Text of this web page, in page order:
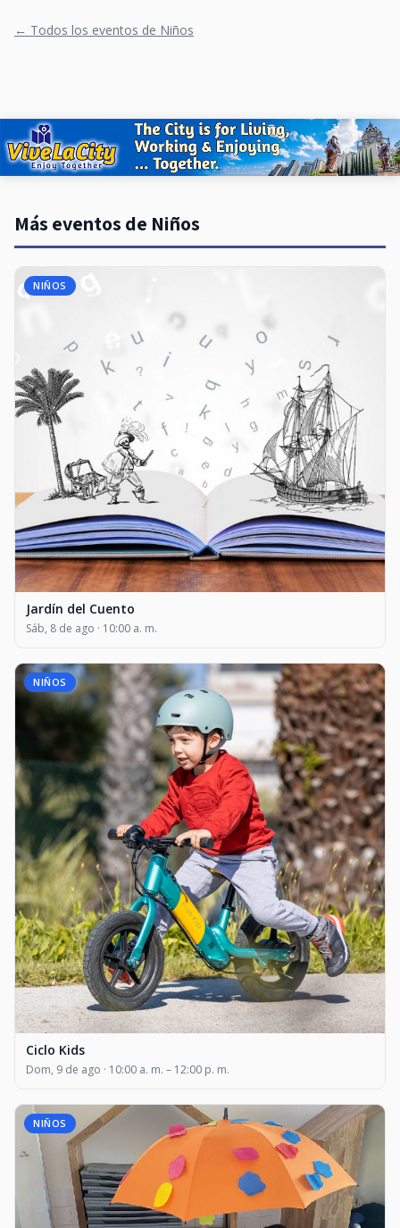
← Todos los eventos de Niños
Más eventos de Niños
NIÑOS
Jardín del Cuento
Sáb, 8 de ago · 10:00 a. m.
NIÑOS
Ciclo Kids
Dom, 9 de ago · 10:00 a. m. – 12:00 p. m.
NIÑOS